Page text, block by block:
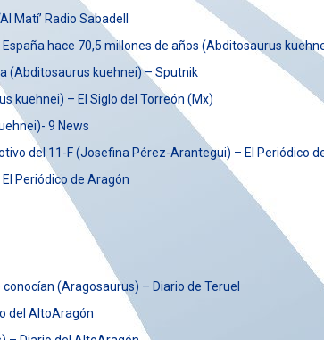
Matí’ Radio Sabadell
hace 70,5 millones de años (Abditosaurus
(Abditosaurus kuehnei) – Sputnik
kuehnei) – El Siglo del Torreón (Mx)
9 News
del 11-F (Josefina Pérez-Arantegui) – El Periódico
Periódico de Aragón
(Aragosaurus) – Diario de Teruel
del AltoAragón